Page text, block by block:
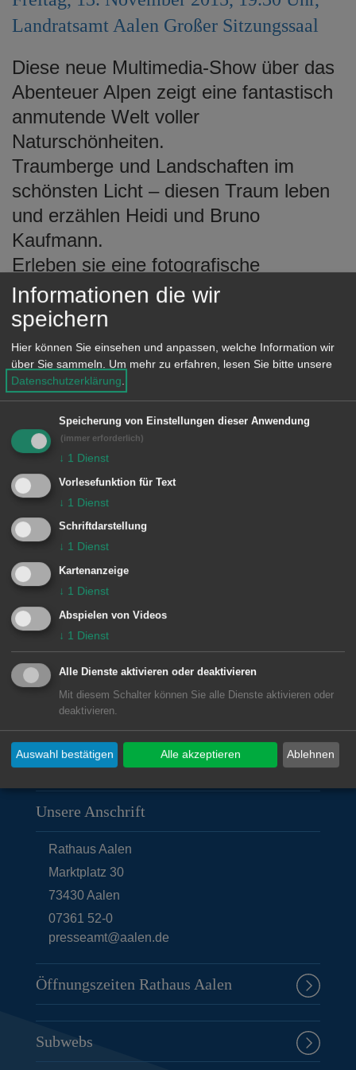
Landratsamt Aalen Großer Sitzungssaal
Diese neue Multimedia-Show über das
Abenteuer Alpen zeigt eine fantastisch
anmutende Welt voller
Naturschönheiten.
Traumberge und Landschaften im
schönsten Licht – diesen Traum leben
und erzählen Heidi und Bruno
Kaufmann.
Erleben sie eine fotografische
Liebeserklärung an die Alpen, das
abwechslungsreichsteund schönste
Gebirge der Welt.
Info
Der Govinda Aktionskreis Aalen bietet
einen kleine Bewirtung. Der komplette
Erlös der Veranstaltung kommt den
Projekten des Aalener Vereins Govinda
e. V. in Nepal zu Gute.
Eintritt: 10 Euro, ermäßigt 6 Euro
Unsere Anschrift
Rathaus Aalen
Marktplatz 30
73430Aalen
07361 52-0
presseamt@aalen.de
Öffnungszeiten Rathaus Aalen
Subwebs
Informationen die wir
speichern
Hier können Sie einsehen und anpassen, welche Information wir
über Sie sammeln.
Um mehr zu erfahren, lesen Sie bitte unsere
Datenschutzerklärung
Speicherung von Einstellungen dieser Anwendung
(immer erforderlich)
↓ 1 Dienst
Vorlesefunktion für Text
↓ 1 Dienst
Schriftdarstellung
↓ 1 Dienst
Kartenanzeige
↓ 1 Dienst
Abspielen von Videos
↓ 1 Dienst
Alle Dienste aktivieren oder deaktivieren
Mit diesem Schalter können Sie alle Dienste aktivieren oder
deaktivieren.
Ablehnen
Auswahl bestätigen Alle akzeptieren